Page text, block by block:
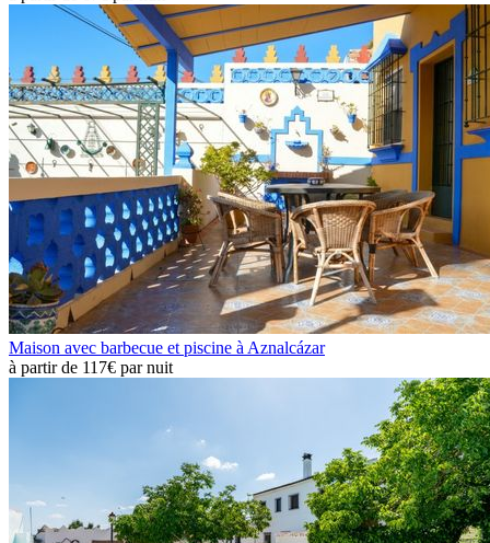
Maison avec barbecue et piscine à Aznalcázar
à partir de 117€ par nuit